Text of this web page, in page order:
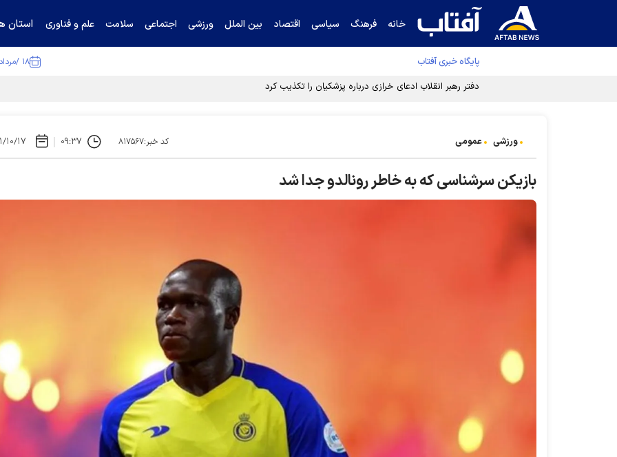
خانه فرهنگ سیاسی اقتصاد بین الملل ورزشی اجتماعی سلامت علم و فناوری استان
پایگاه خبری آفتاب ۱۸ /مرداد /۱۴۰۵
دفتر رهبر انقلاب ادعای خرازی درباره پزشکیان را تکذیب کرد
ورزشی عمومی کد خبر:۸۱۷۵۶۷ ۰۹:۳۷ ۱۴۰۱/
بازیکن سرشناسی که به خاطر رونالدو جدا شد